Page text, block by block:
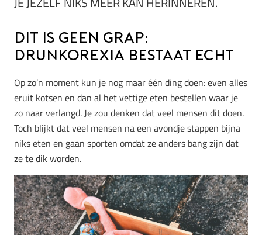
Dit is geen grap:
Drunkorexia bestaat echt
Op zo’n moment kun je nog maar één ding doen: even alles
eruit kotsen en dan al het vettige eten bestellen waar je
zo naar verlangd. Je zou denken dat veel mensen dit doen.
Toch blijkt dat veel mensen na een avondje stappen bijna
niks eten en gaan sporten omdat ze anders bang zijn dat
ze te dik worden.